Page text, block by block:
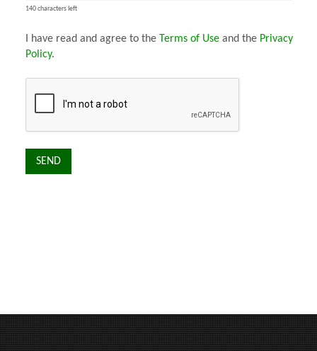
140 characters left
I have read and agree to the Terms of Use and the Privacy
Policy.